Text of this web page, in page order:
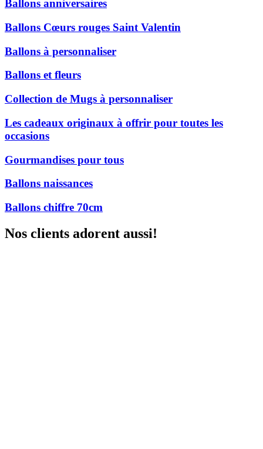
Ballons anniversaires
Ballons Cœurs rouges Saint Valentin
Ballons à personnaliser
Ballons et fleurs
Collection de Mugs à personnaliser
Les cadeaux originaux à offrir pour toutes les
occasions
Gourmandises pour tous
Ballons naissances
Ballons chiffre 70cm
Nos clients adorent aussi!